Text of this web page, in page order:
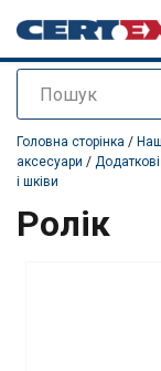
Пошук
added to your quote
Головна сторінка /
аксесуари /
і шківи
Ролік